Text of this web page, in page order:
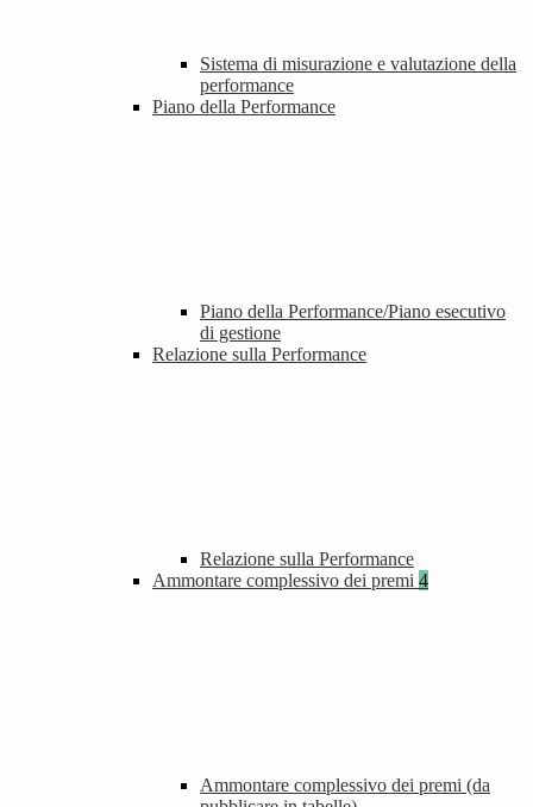
Sistema di misurazione e valutazione della
performance
Piano della Performance
Piano della Performance/Piano esecutivo
di gestione
Relazione sulla Performance
Relazione sulla Performance
Ammontare complessivo dei premi 4
Ammontare complessivo dei premi (da